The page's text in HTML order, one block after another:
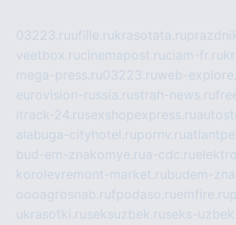
03223.ruufille.rukrasotata.ru
veetbox.rucinemapost.ruciam-fr.ru
mega-press.ru03223.ruweb-
eurovision-russia.rustrah-news.ru
itrack-24.rusexshopexpress.ru
alabuga-cityhotel.rupornv.ru
bud-em-znakomye.rua-cdc.ru
korolevremont-market.rubudem-
oooagrosnab.rufpodaso.ruemfire.ru
ukrasotki.ruseksuzbek.ruseks-